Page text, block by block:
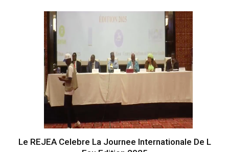
Le REJEA Celebre La Journee Internationale De L